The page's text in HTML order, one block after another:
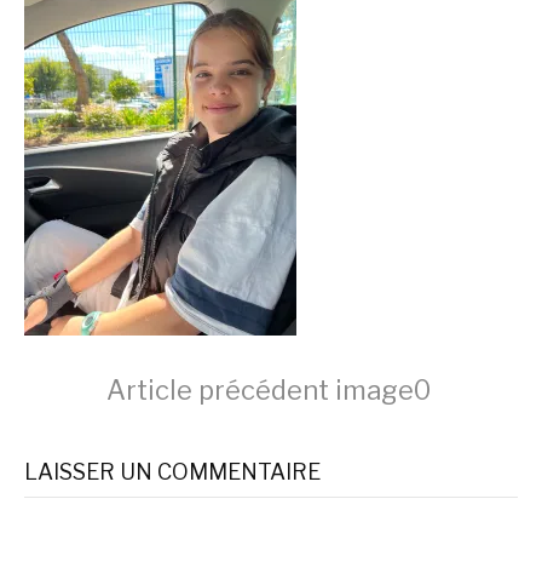
Lire
la
Article précédent image0
LAISSER UN COMMENTAIRE